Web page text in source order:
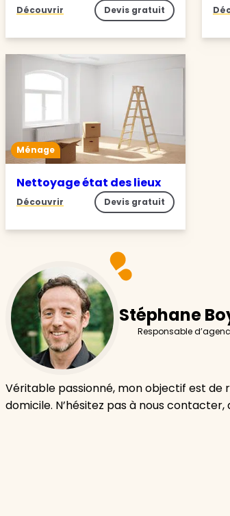
Découvrir Devis gratuit
Ménage
Nettoyage état des lieux
Découvrir Devis gratuit
Stéphane
Responsable
Véritable passionné, mon objectif est de
domicile. N’hésitez pas à nous